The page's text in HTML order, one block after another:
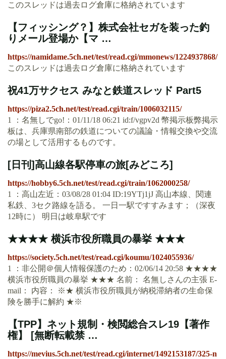
このスレッドは過去ログ倉庫に格納されています
【フィッシング？】株式会社セガを装った釣
りメール登場か【マ …
https://namidame.5ch.net/test/read.cgi/mmonews/1224937868/
このスレッドは過去ログ倉庫に格納されています
祝41万サクセス みなと鉄道スレッド Part5
https://piza2.5ch.net/test/read.cgi/train/1006032115/
1 ：名無しでgo!：01/11/18 06:21 id:f/vgpv2d 幣掲示板弊掲示
板は、兵庫県南部の鉄道についての議論・情報交換や交流
の場として活用するものです。
[日刊]高山線各駅停車の旅[みどころ]
https://hobby6.5ch.net/test/read.cgi/train/1062000258/
1 ：高山左近：03/08/28 01:04 ID:19YTj1jJ 高山本線、関連
私鉄、3セク路線を語る。 一日一駅ですすみます；（深夜
12時に） 明日は岐阜駅です
★★★★ 横浜市役所職員の暴挙 ★★★
https://society.5ch.net/test/read.cgi/koumu/1024055936/
1 ：非公開＠個人情報保護のため：02/06/14 20:58 ★★★★
横浜市役所職員の暴挙 ★★★ 名前： 名無しさんの主張 E-
mail： 内容： ※★ 横浜市役所職員が納税滞納者の生命保
険を勝手に解約 ★※
【TPP】ネット規制・検閲総合スレ19【著作
権】 [無断転載禁 …
https://mevius.5ch.net/test/read.cgi/internet/1492153187/325-n